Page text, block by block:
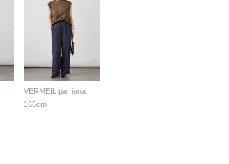
VERMEIL par iena
166cm